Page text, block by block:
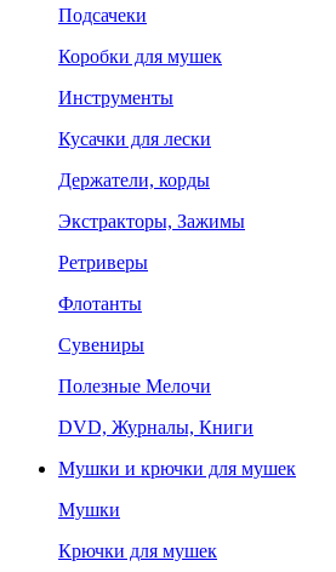
Подсачеки
Коробки для мушек
Инструменты
Кусачки для лески
Держатели, корды
Экстракторы, Зажимы
Ретриверы
Флотанты
Сувениры
Полезные Мелочи
DVD, Журналы, Книги
Мушки и крючки для мушек
Мушки
Крючки для мушек